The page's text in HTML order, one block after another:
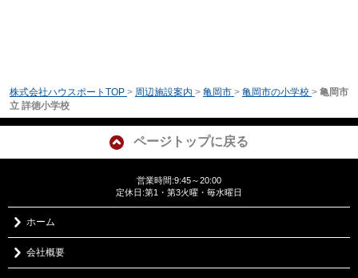
株式会社ハウスポートTOP > 周辺施設案内 > 亀岡市 > 亀岡市の小学校 > 亀岡市
立 詳徳小学校
ページトップに戻る
営業時間:9:45～20:00
定休日:第1・第3火曜・毎水曜日
ホーム
会社概要